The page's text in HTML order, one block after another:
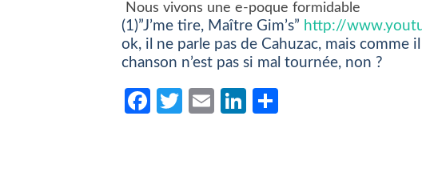
Nous vivons une e-poque formidable
(1)”J’me tire, Maître Gim’s” http://
ok, il ne parle pas de Cahuzac, mais comme
chanson n’est pas si mal tournée, non ?
Facebook
Twitter
EmailLinkedIn